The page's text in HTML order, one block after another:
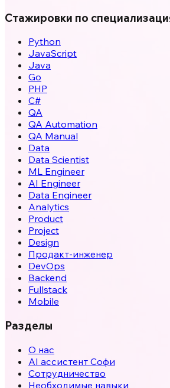
Стажировки по
Python
JavaScript
Java
Go
PHP
C#
QA
QA Automation
QA Manual
Data
Data Scientist
ML Engineer
AI Engineer
Data Engineer
Analytics
Product
Project
Design
Продакт-инженер
DevOps
Backend
Fullstack
Mobile
Разделы
О нас
AI ассистент Софи
Сотрудничество
Необходимые навыки